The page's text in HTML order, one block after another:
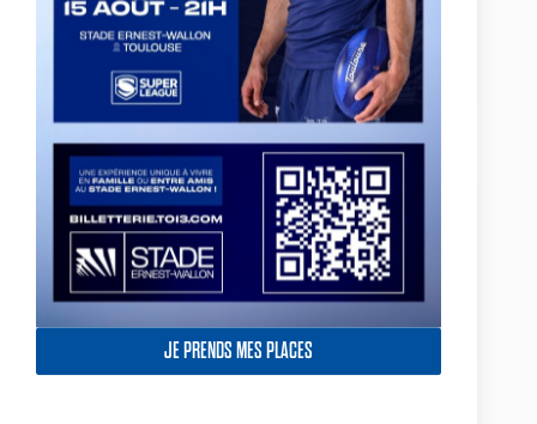
JE PRENDS MES PLACES
championnat vont se jouer ce week-end. Des
équipes comme les Titans (4ème),…
2 juillet 2010
NRL – Round 16 – Les Dragons et les Panthers
s’échappent, leurs poursuivants se regroupent
Les deux chocs de la journée opposaient les Dragons
aux Wests Tigers et les Panthers aux Sea Eagles, ce
sont…